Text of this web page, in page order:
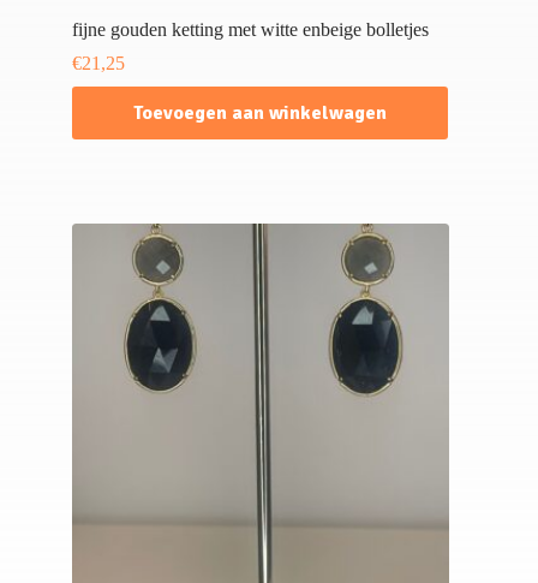
fijne gouden ketting met witte enbeige bolletjes
€21,25
Toevoegen aan winkelwagen